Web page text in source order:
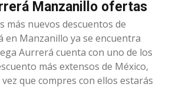
Manzanillo ofertas
más nuevos descuentos de
en Manzanillo ya se encuentra
Aurrerá cuenta con uno de los
más extensos de México,
que compres con ellos estarás